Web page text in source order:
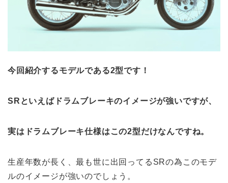
今回紹介するモデルである2型です！
SRといえばドラムブレーキのイメージが強いですが、
実はドラムブレーキ仕様はこの2型だけなんですね。
生産年数が長く、最も世に出回ってるSRの為このモデ
ルのイメージが強いのでしょう。